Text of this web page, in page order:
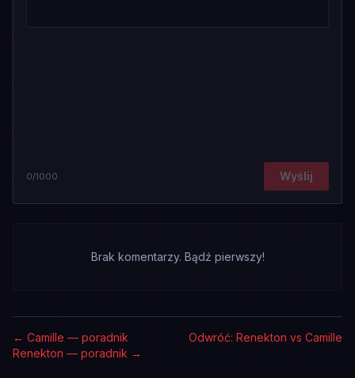
0/1000 Wyślij
Brak komentarzy. Bądź pierwszy!
← Camille — poradnik
Odwróć: Renekton vs Camille
Renekton — poradnik →